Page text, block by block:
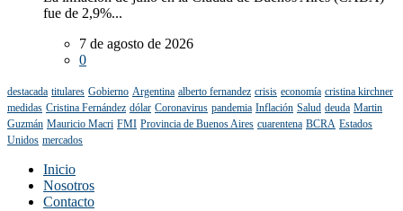
fue de 2,9%...
7 de agosto de 2026
0
destacada titulares Gobierno Argentina alberto fernandez crisis economía cristina kirchner
medidas Cristina Fernández dólar Coronavirus pandemia Inflación Salud deuda Martin
Guzmán Mauricio Macri FMI Provincia de Buenos Aires cuarentena BCRA Estados
Unidos mercados
Inicio
Nosotros
Contacto